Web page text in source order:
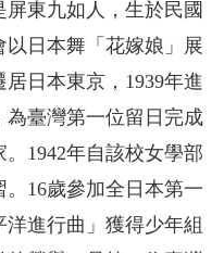
東九如人，生於民國
以日本舞「花嫁娘」展
日本東京，1939年進
為臺灣第一位留日完成
1942年自該校女學部
16歲參加全日本第一
進行曲」獲得少年組